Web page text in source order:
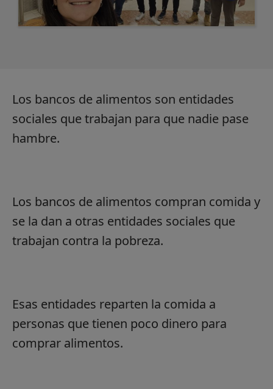
Los bancos de alimentos son entidades
sociales que trabajan para que nadie pase
hambre.
Los bancos de alimentos compran comida y
se la dan a otras entidades sociales que
trabajan contra la pobreza.
Esas entidades reparten la comida a
personas que tienen poco dinero para
comprar alimentos.